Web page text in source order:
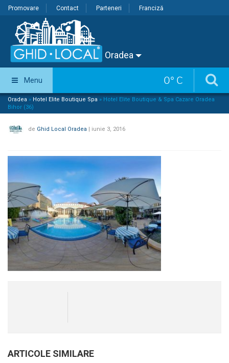
Promovare Contact Parteneri Franciză
Oradea
0° C
Menu
Oradea » Hotel Elite Boutique Spa » Hotel Elite Boutique & Spa Cazare Oradea
Bihor (36)
de Ghid Local Oradea | iunie 3, 2016
ARTICOLE SIMILARE